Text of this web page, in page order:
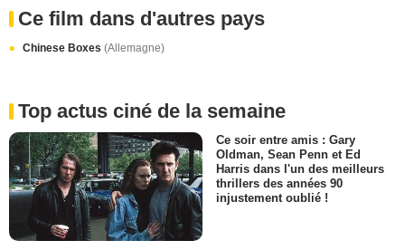
Ce film dans d'autres pays
Chinese Boxes (Allemagne)
Top actus ciné de la semaine
Ce soir entre amis : Gary
Oldman, Sean Penn et Ed
Harris dans l'un des meilleurs
thrillers des années 90
injustement oublié !